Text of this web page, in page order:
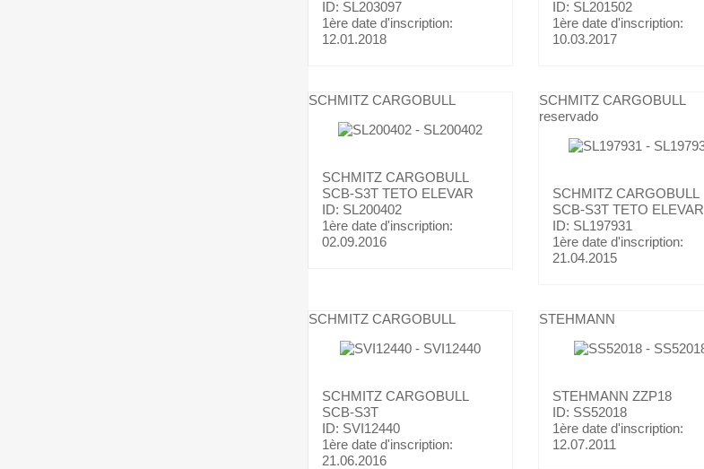
ID: SL203097
1ère date d'inscription:
12.01.2018
ID: SL201502
1ère date d'inscription:
10.03.2017
SCHMITZ CARGOBULL
SCHMITZ CARGOBULL
SCB-S3T TETO ELEVAR
ID: SL200402
1ère date d'inscription:
02.09.2016
SCHMITZ CARGOBULL
reservado
SCHMITZ CARGOBULL
SCB-S3T TETO ELEVAR
ID: SL197931
1ère date d'inscription:
21.04.2015
SCHMITZ CARGOBULL
SCHMITZ CARGOBULL
SCB-S3T
ID: SVI12440
1ère date d'inscription:
21.06.2016
STEHMANN
STEHMANNZZP18
ID: SS52018
1ère date d'inscription:
12.07.2011